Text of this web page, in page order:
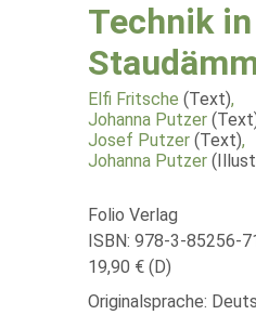
Technik
Elfi Fritsche (Text),
Johanna Putzer
Josef Putzer (Text),
Johanna Putzer
Folio Verlag
ISBN: 978-3-85256-
19,90 € (D)
Originalsprache: